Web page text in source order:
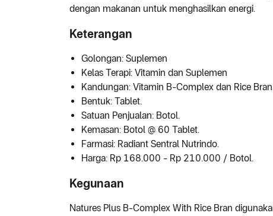
dengan makanan untuk menghasilkan energi.
Keterangan
Golongan: Suplemen
Kelas Terapi: Vitamin dan Suplemen
Kandungan: Vitamin B-Complex dan Rice
Bentuk: Tablet.
Satuan Penjualan: Botol.
Kemasan: Botol @ 60 Tablet.
Farmasi: Radiant Sentral Nutrindo.
Harga: Rp 168.000 - Rp 210.000 / Botol.
Kegunaan
Natures Plus B-Complex With Rice Bran